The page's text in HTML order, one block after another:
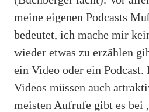
meine eigenen Podcasts
bedeutet, ich mache mir
wieder etwas zu erzählen
ein Video oder ein
Videos müssen auch
meisten Aufrufe gibt es bei